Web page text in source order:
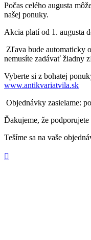
Počas celého augusta
našej ponuky.
Akcia platí od 1. augusta
Zľava bude automaticky
nemusíte zadávať žiadny
Vyberte si z bohatej
www.antikvariatvila.sk
Objednávky zasielame:
Ďakujeme, že
Tešíme sa na vaše
